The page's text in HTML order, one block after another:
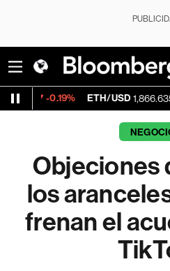
ETH/USD 1,866.635 -0.04%
Objeciones
los
frenan el